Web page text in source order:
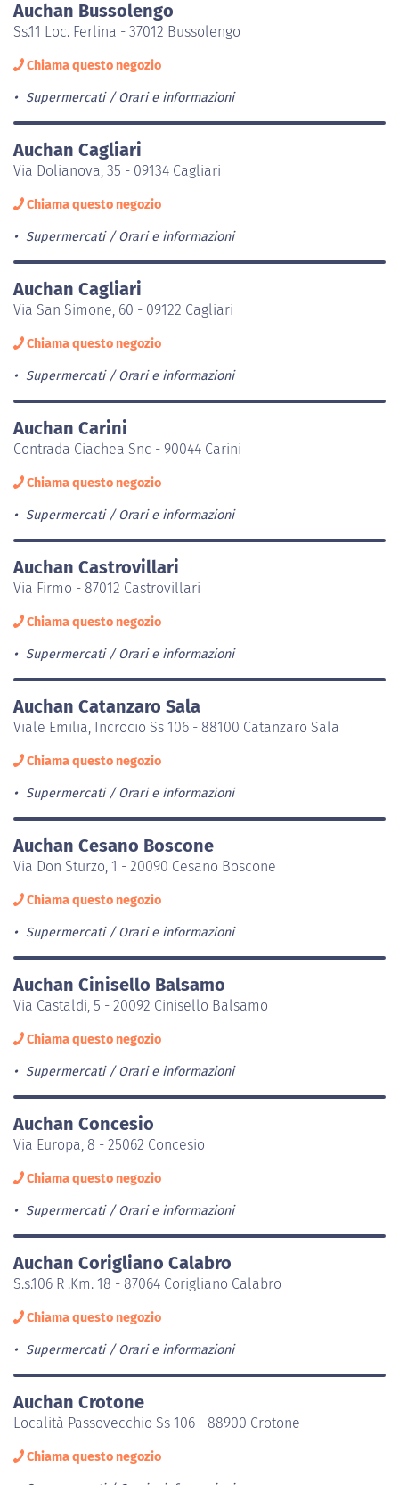
Auchan Bussolengo
Ss.11 Loc. Ferlina - 37012 Bussolengo
Chiama questo negozio
Supermercati Orari e informazioni
Auchan Cagliari
Via Dolianova, 35 - 09134 Cagliari
Chiama questo negozio
Supermercati Orari e informazioni
Auchan Cagliari
Via San Simone, 60 - 09122 Cagliari
Chiama questo negozio
Supermercati Orari e informazioni
Auchan Carini
Contrada Ciachea Snc - 90044 Carini
Chiama questo negozio
Supermercati Orari e informazioni
Auchan Castrovillari
Via Firmo - 87012 Castrovillari
Chiama questo negozio
Supermercati Orari e informazioni
Auchan Catanzaro Sala
Viale Emilia, Incrocio Ss 106 - 88100 Catanzaro Sala
Chiama questo negozio
Supermercati Orari e informazioni
Auchan Cesano Boscone
Via Don Sturzo, 1 - 20090 Cesano Boscone
Chiama questo negozio
Supermercati Orari e informazioni
Auchan Cinisello Balsamo
Via Castaldi, 5 - 20092 Cinisello Balsamo
Chiama questo negozio
Supermercati Orari e informazioni
Auchan Concesio
Via Europa, 8 - 25062 Concesio
Chiama questo negozio
Supermercati Orari e informazioni
Auchan Corigliano Calabro
S.s.106 R .Km. 18 - 87064 Corigliano Calabro
Chiama questo negozio
Supermercati Orari e informazioni
Auchan Crotone
Località Passovecchio Ss 106 - 88900 Crotone
Chiama questo negozio